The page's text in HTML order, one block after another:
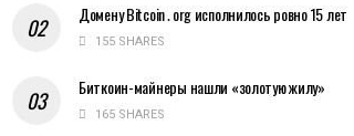
Домену Bitcoin․org исполнилось ровно 15 лет
155 SHARES
Биткоин-майнеры нашли «золотую жилу»
165 SHARES